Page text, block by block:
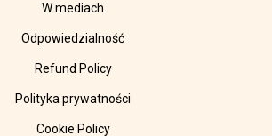
W mediach
Odpowiedzialność
Refund Policy
Polityka prywatności
Cookie Policy